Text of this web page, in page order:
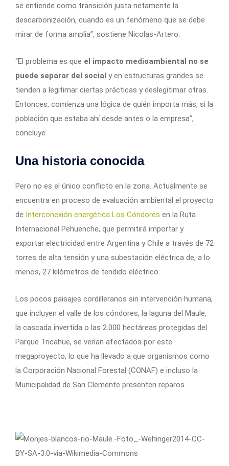
se entiende como transición justa netamente la
descarbonización, cuando es un fenómeno que se debe
mirar de forma amplia”, sostiene Nicolas-Artero.
“El problema es que el impacto medioambiental no se
puede separar del social y en estructuras grandes se
tienden a legitimar ciertas prácticas y deslegitimar otras.
Entonces, comienza una lógica de quién importa más, si la
población que estaba ahí desde antes o la empresa”,
concluye.
Una historia conocida
Pero no es el único conflicto en la zona. Actualmente se
encuentra en proceso de evaluación ambiental el proyecto
de Interconexión energética Los Cóndores en la Ruta
Internacional Pehuenche, que permitirá importar y
exportar electricidad entre Argentina y Chile a través de 72
torres de alta tensión y una subestación eléctrica de, a lo
menos, 27 kilómetros de tendido eléctrico.
Los pocos paisajes cordilleranos sin intervención humana,
que incluyen el valle de los cóndores, la laguna del Maule,
la cascada invertida o las 2.000 hectáreas protegidas del
Parque Tricahue, se verían afectados por este
megaproyecto, lo que ha llevado a que organismos como
la Corporación Nacional Forestal (CONAF) e incluso la
Municipalidad de San Clemente presenten reparos.